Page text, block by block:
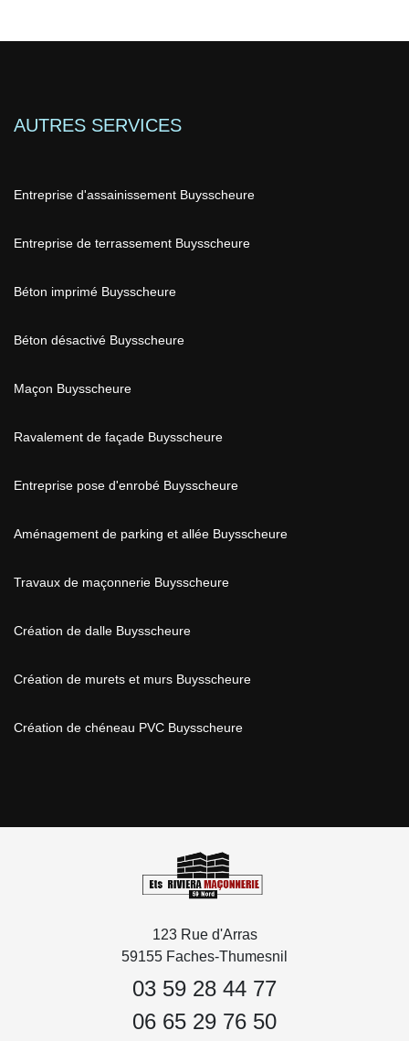
AUTRES SERVICES
Entreprise d'assainissement Buysscheure
Entreprise de terrassement Buysscheure
Béton imprimé Buysscheure
Béton désactivé Buysscheure
Maçon Buysscheure
Ravalement de façade Buysscheure
Entreprise pose d'enrobé Buysscheure
Aménagement de parking et allée Buysscheure
Travaux de maçonnerie Buysscheure
Création de dalle Buysscheure
Création de murets et murs Buysscheure
Création de chéneau PVC Buysscheure
123 Rue d'Arras
59155 Faches-Thumesnil
03 59 28 44 77
06 65 29 76 50